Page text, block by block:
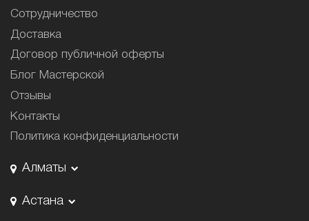
Сотрудничество
Доставка
Договор публичной оферты
Блог Мастерской
Отзывы
Контакты
Политика конфиденциальности
Алматы
Астана